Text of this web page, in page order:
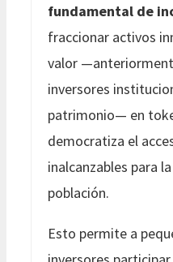
fundamental de
fraccionar activos
valor
inversores
patrimonio— en
democratiza el
inalcanzables para
población.
Esto permite a